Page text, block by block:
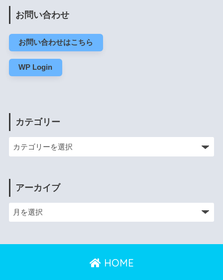
お問い合わせ
お問い合わせはこちら
WP Login
カテゴリー
アーカイブ
HOME